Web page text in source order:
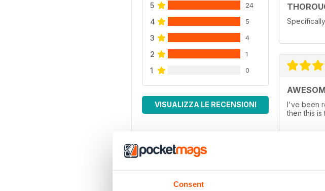
Consent
5 24
4 5
3 4
2 1
1 0
VISUALIZZA LE RECENSIONI
I've been
then this
ALL